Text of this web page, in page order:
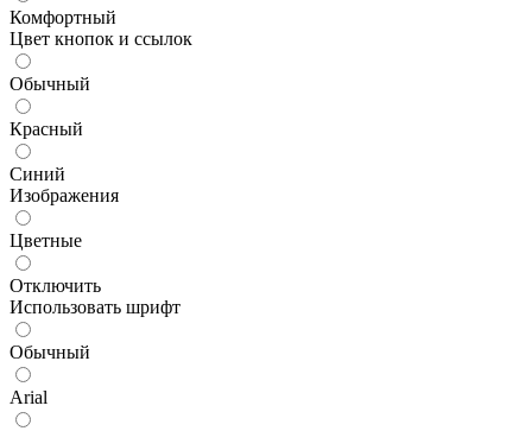
Комфортный
Цвет кнопок и ссылок
Обычный
Красный
Синий
Изображения
Цветные
Отключить
Использовать шрифт
Обычный
Arial